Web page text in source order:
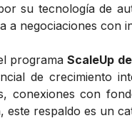
su tecnología de
a negociaciones con
programaScaleUp
de crecimiento
conexiones con
respaldo es un